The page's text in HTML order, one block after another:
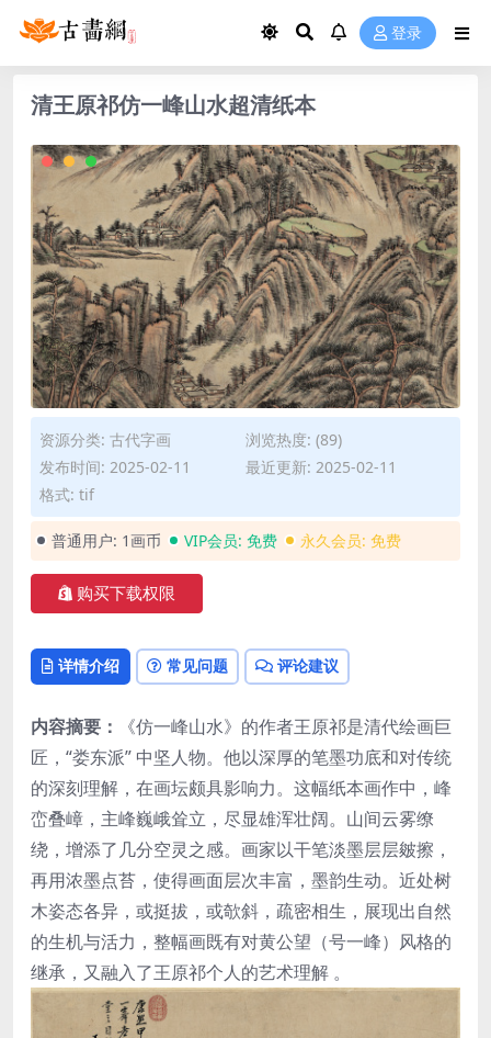
登录
清王原祁仿一峰山水超清纸本
资源分类: 古代字画
浏览热度: (89)
发布时间: 2025-02-11
最近更新: 2025-02-11
格式: tif
普通用户: 1画币 VIP会员: 免费 永久会员: 免费
购买下载权限
详情介绍 常见问题 评论建议
内容摘要：
《仿一峰山水》的作者王原祁是清代绘画巨
匠，“娄东派” 中坚人物。他以深厚的笔墨功底和对传统
的深刻理解，在画坛颇具影响力。这幅纸本画作中，峰
峦叠嶂，主峰巍峨耸立，尽显雄浑壮阔。山间云雾缭
绕，增添了几分空灵之感。画家以干笔淡墨层层皴擦，
再用浓墨点苔，使得画面层次丰富，墨韵生动。近处树
木姿态各异，或挺拔，或欹斜，疏密相生，展现出自然
的生机与活力，整幅画既有对黄公望（号一峰）风格的
继承，又融入了王原祁个人的艺术理解 。